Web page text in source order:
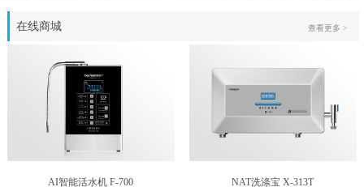
在线商城 查看更多 >
AI智能活水机 F-700 NAT洗涤宝 X-313T